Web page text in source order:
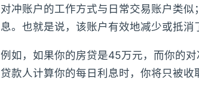
对冲账户的工作方式与日常交易账户类
息。也就是说，该账户有效地减少或抵消
例如，如果你的房贷是45万元，而你的
贷款人计算你的每日利息时，你将只被